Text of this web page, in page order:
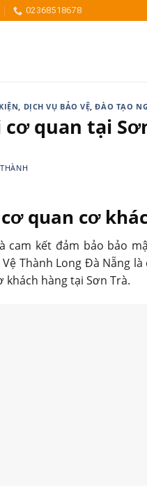
02368518678
, DỊCH VỤ BẢO VỆ,ĐÀO TẠO
quan tại
quan cơ
cam kết đảm bảo bảo
Thành Long Đà Nẵng
hàng tại Sơn Trà.